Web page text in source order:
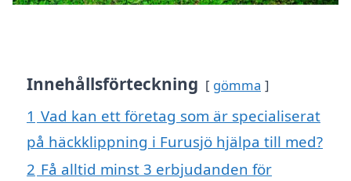
Innehållsförteckning gömma
1 Vad kan ett företag som är specialiserat
på häckklippning i Furusjö hjälpa till med?
2 Få alltid minst 3 erbjudanden för